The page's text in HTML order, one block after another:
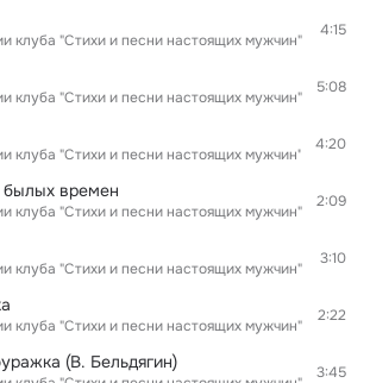
клуба "Стихи и песни настоящих мужчин"
4:15
клуба "Стихи и песни настоящих мужчин"
5:08
клуба "Стихи и песни настоящих мужчин"
4:20
былых времен
клуба "Стихи и песни настоящих мужчин"
2:09
клуба "Стихи и песни настоящих мужчин"
3:10
клуба "Стихи и песни настоящих мужчин"
2:22
(В. Бельдягин) 3:45